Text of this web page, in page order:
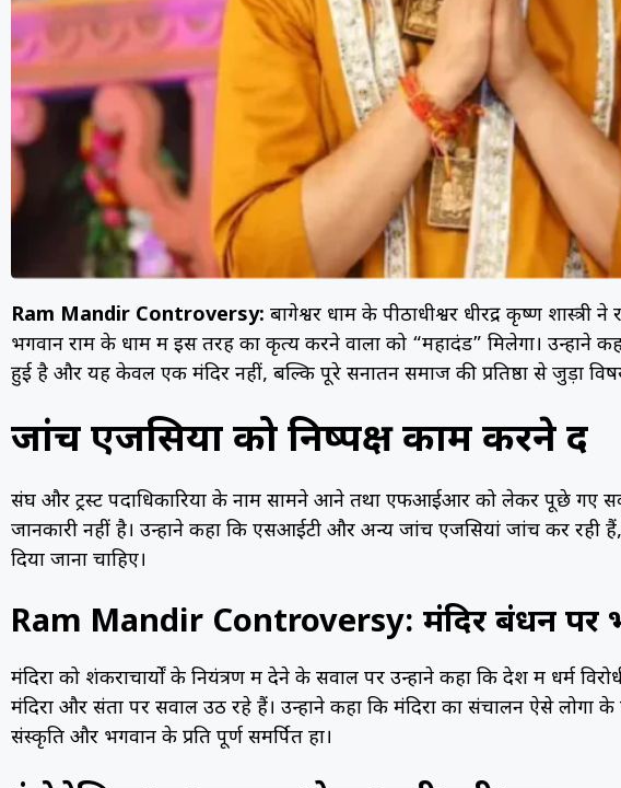
Ram Mandir Controversy: बागेश्वर धाम के पीठाधीश्वर धीरेंद्र कृष्ण शास्त्री
भगवान राम के धाम में इस तरह का कृत्य करने वालों को “महादंड” मिलेगा। उन्होंने
हुई है और यह केवल एक मंदिर नहीं, बल्कि पूरे सनातन समाज की प्रतिष्ठा से जुड़ा
जांच एजेंसियों को निष्पक्ष काम करने दें
संघ और ट्रस्ट पदाधिकारियों के नाम सामने आने तथा एफआईआर को लेकर पूछे गए
जानकारी नहीं है। उन्होंने कहा कि एसआईटी और अन्य जांच एजेंसियां जांच कर रही
दिया जाना चाहिए।
Ram Mandir Controversy: मंदिर प्रबंधन पर
मंदिरों को शंकराचार्यों के नियंत्रण में देने के सवाल पर उन्होंने कहा कि देश में धर्म
मंदिरों और संतों पर सवाल उठ रहे हैं। उन्होंने कहा कि मंदिरों का संचालन ऐसे लोगों के
संस्कृति और भगवान के प्रति पूर्ण समर्पित हों।